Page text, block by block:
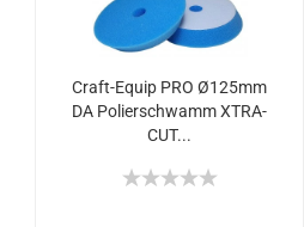
Craft-Equip PRO Ø125mm
DA Polierschwamm XTRA-
CUT...